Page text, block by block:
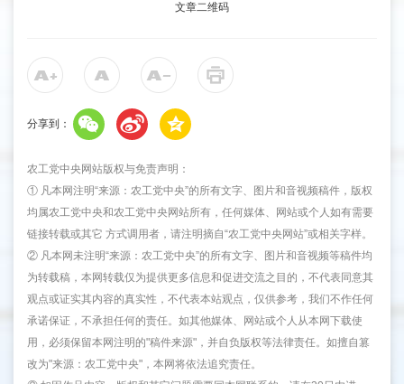
文章二维码
分享到：
农工党中央网站版权与免责声明：
① 凡本网注明“来源：农工党中央”的所有文字、图片和音视频稿件，版权
均属农工党中央和农工党中央网站所有，任何媒体、网站或个人如有需要
链接转载或其它 方式调用者，请注明摘自“农工党中央网站”或相关字样。
② 凡本网未注明“来源：农工党中央”的所有文字、图片和音视频等稿件均
为转载稿，本网转载仅为提供更多信息和促进交流之目的，不代表同意其
观点或证实其内容的真实性，不代表本站观点，仅供参考，我们不作任何
承诺保证，不承担任何的责任。如其他媒体、网站或个人从本网下载使
用，必须保留本网注明的"稿件来源"，并自负版权等法律责任。如擅自篡
改为"来源：农工党中央"，本网将依法追究责任。